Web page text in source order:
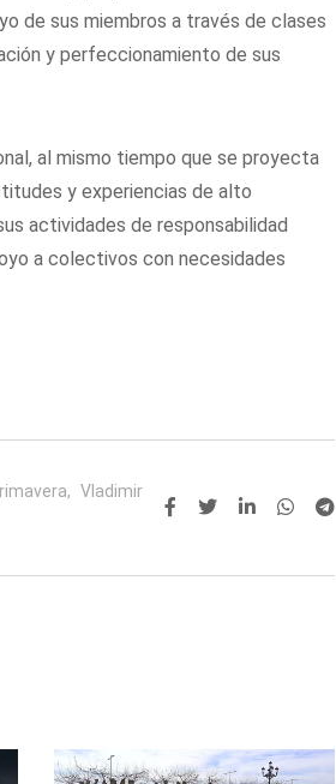
de sus miembros a través de clases
y perfeccionamiento de sus
al mismo tiempo que se proyecta
y experiencias de alto
actividades de responsabilidad
a colectivos con necesidades
Vladimir